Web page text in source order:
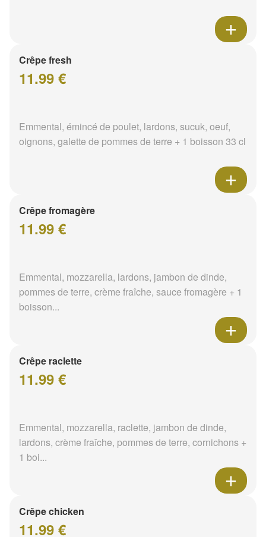
Crêpe fresh
11.99 €
Emmental, émincé de poulet, lardons, sucuk, oeuf,
oignons, galette de pommes de terre + 1 boisson 33 cl
Crêpe fromagère
11.99 €
Emmental, mozzarella, lardons, jambon de dinde,
pommes de terre, crème fraîche, sauce fromagère + 1
boisson...
Crêpe raclette
11.99 €
Emmental, mozzarella, raclette, jambon de dinde,
lardons, crème fraîche, pommes de terre, cornichons +
1 boi...
Crêpe chicken
11.99 €